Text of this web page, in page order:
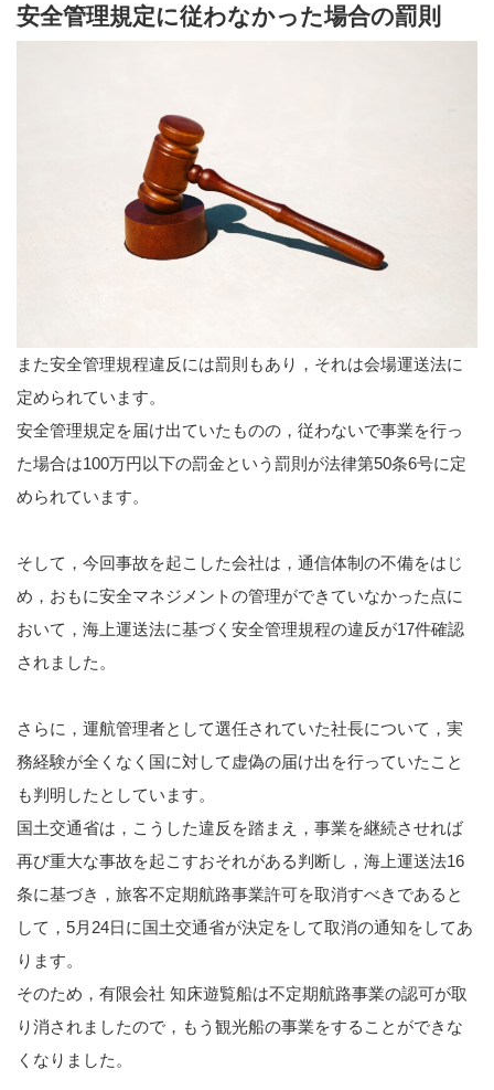
安全管理規定に従わなかった場合の罰則
また安全管理規程違反には罰則もあり，それは会場運送法に
定められています。
安全管理規定を届け出ていたものの，従わないで事業を行っ
た場合は100万円以下の罰金という罰則が法律第50条6号に定
められています。
そして，今回事故を起こした会社は，通信体制の不備をはじ
め，おもに安全マネジメントの管理ができていなかった点に
おいて，海上運送法に基づく安全管理規程の違反が17件確認
されました。
さらに，運航管理者として選任されていた社長について，実
務経験が全くなく国に対して虚偽の届け出を行っていたこと
も判明したとしています。
国土交通省は，こうした違反を踏まえ，事業を継続させれば
再び重大な事故を起こすおそれがある判断し，海上運送法16
条に基づき，旅客不定期航路事業許可を取消すべきであると
して，5月24日に国土交通省が決定をして取消の通知をしてあ
ります。
そのため，有限会社 知床遊覧船は不定期航路事業の認可が取
り消されましたので，もう観光船の事業をすることができな
くなりました。